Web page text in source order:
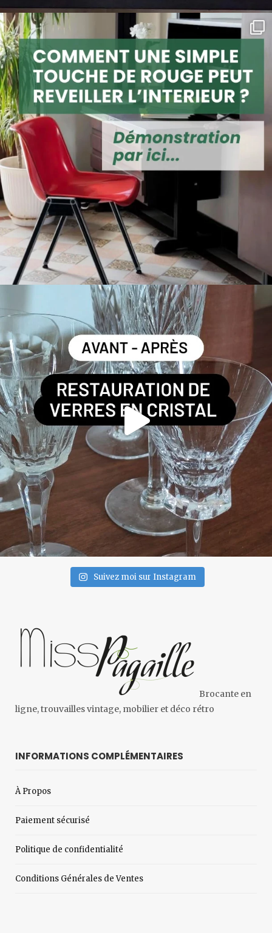
Suivez moi sur Instagram
Brocante en
ligne, trouvailles vintage, mobilier et déco rétro
INFORMATIONS COMPLÉMENTAIRES
À Propos
Paiement sécurisé
Politique de confidentialité
Conditions Générales de Ventes